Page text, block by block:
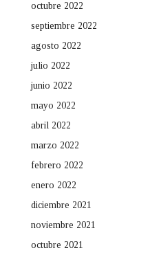
octubre 2022
septiembre 2022
agosto 2022
julio 2022
junio 2022
mayo 2022
abril 2022
marzo 2022
febrero 2022
enero 2022
diciembre 2021
noviembre 2021
octubre 2021